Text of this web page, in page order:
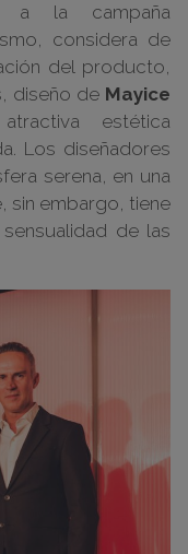
a la campaña
considera de
del producto,
diseño de Mayice
estética
Los diseñadores
serena, en una
sin embargo, tiene
de las